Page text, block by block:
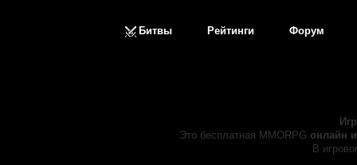
Битвы Рейтинги Форум
Это бесплатная MMORPG онлайн
В